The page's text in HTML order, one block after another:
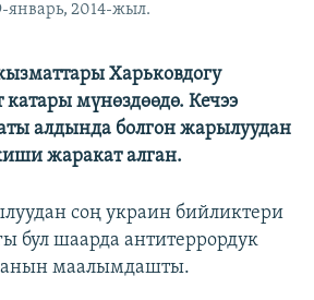
январь, 2014-жыл.
Харьковдогу
мүнөздөөдө. Кечээ
алдында болгон жарылуудан
жаракат алган.
соң украин бийликтери
бул шаарда антитеррордук
маалымдашты.